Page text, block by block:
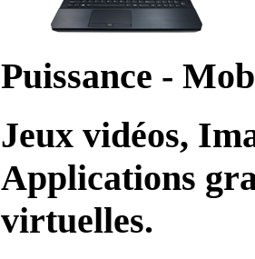
Puissance -
Jeux vidéos,
Applications
virtuelles.